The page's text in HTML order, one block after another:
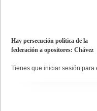
Hay persecución política de la
federación a opositores: Chávez
Tienes que iniciar sesión para